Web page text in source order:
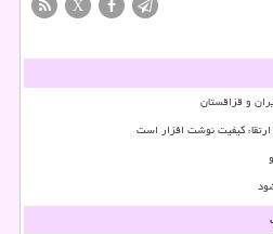
X
و قزاقستان
کیفیت نوشت افزار است